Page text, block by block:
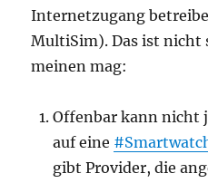
Internetzugang
MultiSim). Das ist nicht
meinen mag:
Offenbar kann nicht
auf eine
gibt Provider, die